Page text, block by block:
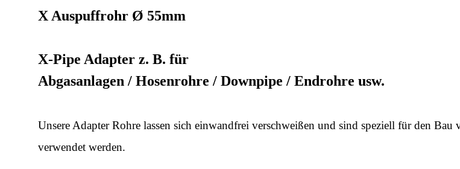
X Auspuffrohr Ø 55mm
X-Pipe Adapter z. B. für
Abgasanlagen / Hosenrohre / Downpipe / Endrohre usw.
Unsere Adapter Rohre lassen sich einwandfrei verschweißen und sind speziell für den Bau
verwendet werden.